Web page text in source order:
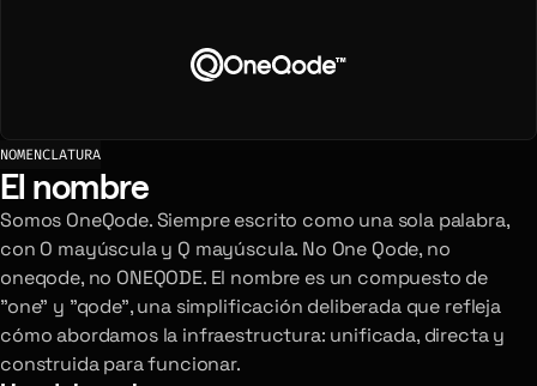
NOMENCLATURA
El nombre
Somos OneQode. Siempre escrito como una sola palabra,
con O mayúscula y Q mayúscula. No One Qode, no
oneqode, no ONEQODE. El nombre es un compuesto de
"one" y "qode", una simplificación deliberada que refleja
cómo abordamos la infraestructura: unificada, directa y
construida para funcionar.